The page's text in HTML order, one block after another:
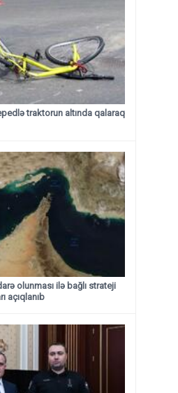
traktorun altında qalaraq
olunması ilə bağlı strateji
açıqlanıb